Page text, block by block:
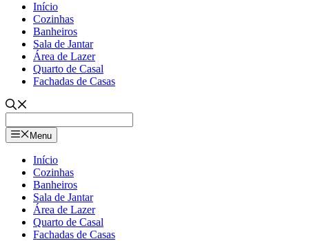
Início
Cozinhas
Banheiros
Sala de Jantar
Área de Lazer
Quarto de Casal
Fachadas de Casas
Menu
Início
Cozinhas
Banheiros
Sala de Jantar
Área de Lazer
Quarto de Casal
Fachadas de Casas